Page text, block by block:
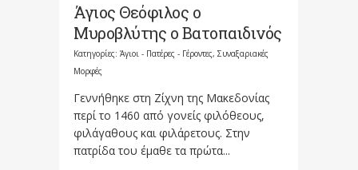
Άγιος Θεόφιλος ο
Μυροβλύτης ο Βατοπαιδινός
Κατηγορίες: Άγιοι - Πατέρες - Γέροντες, Συναξαριακές
Μορφές
Γεννήθηκε στη Ζίχνη της Μακεδονίας
περί το 1460 από γονείς φιλόθεους,
φιλάγαθους και φιλάρετους. Στην
πατρίδα του έμαθε τα πρώτα...